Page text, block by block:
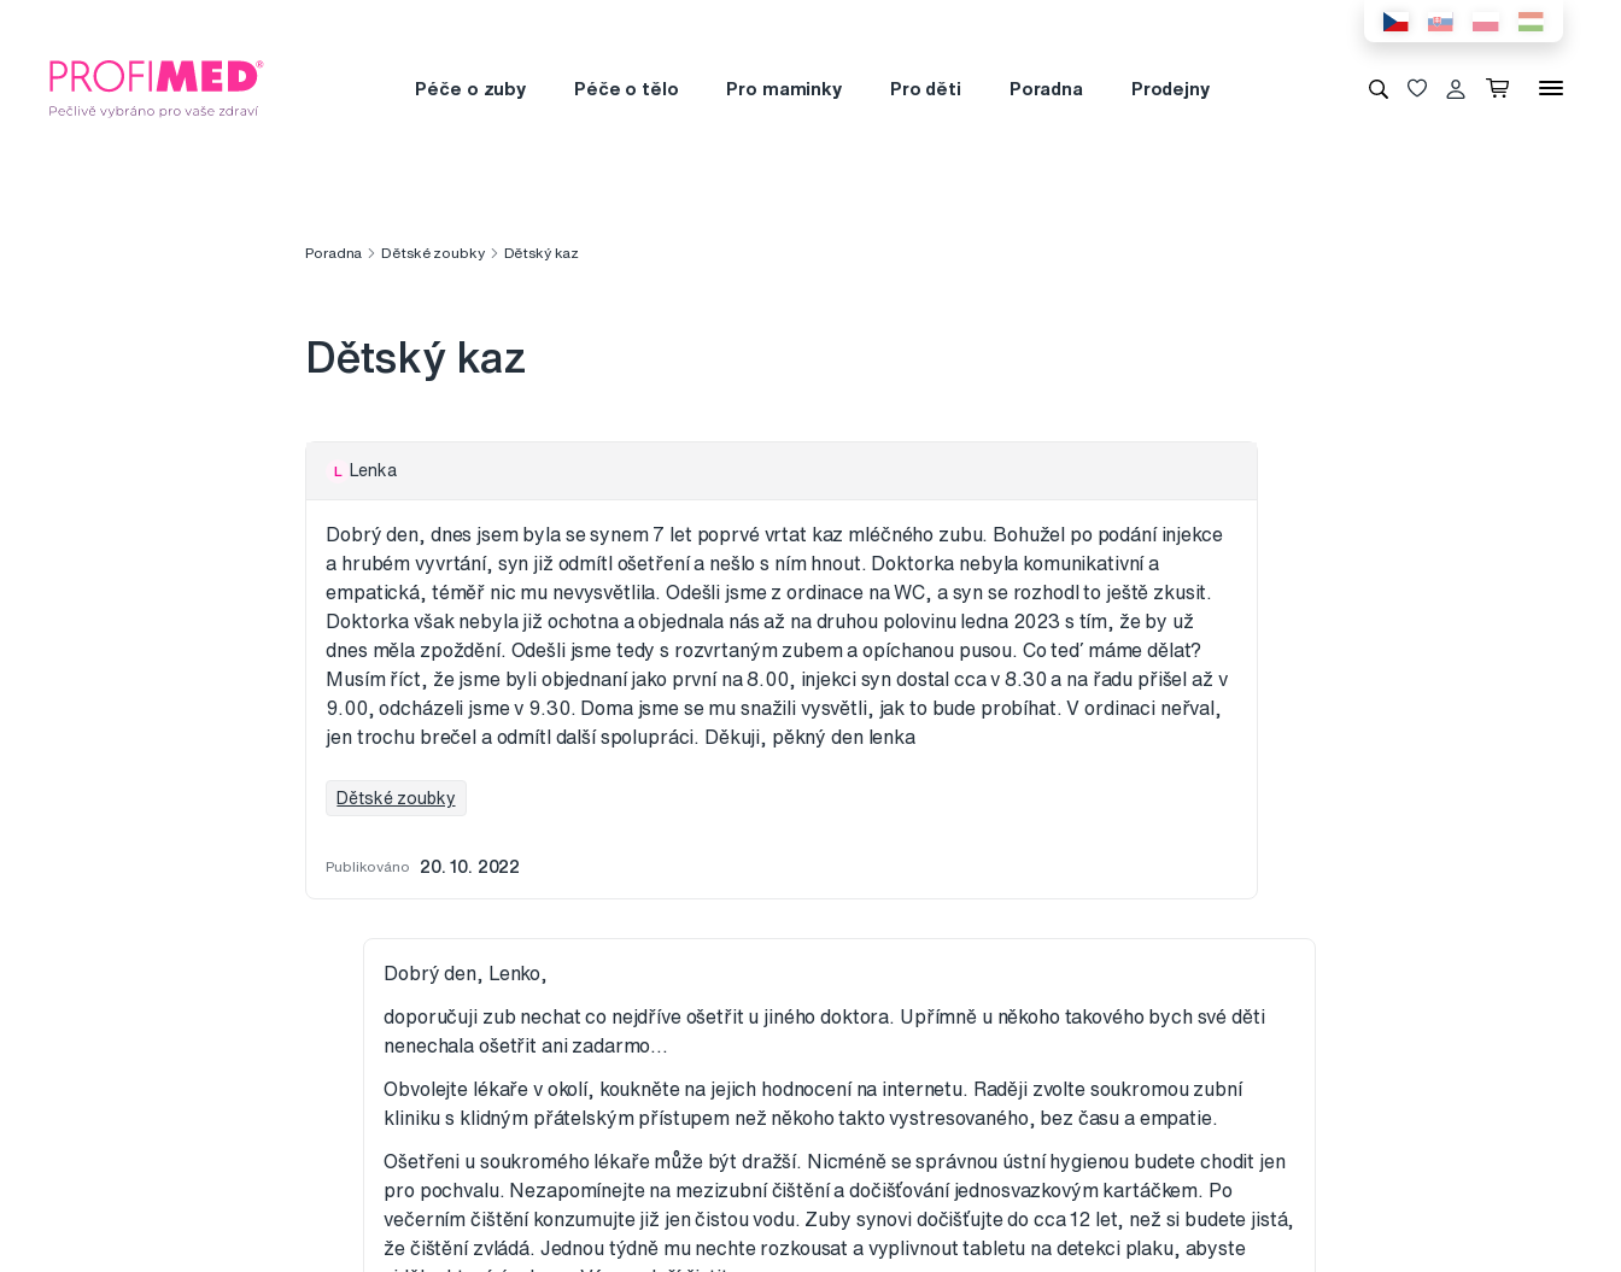
Péče o zuby Péče o tělo Pro maminky Pro děti Poradna Prodejny
Poradna Dětské zoubky Dětský kaz
Dětský kaz
L Lenka
Dobrý den, dnes jsem byla se synem 7 let poprvé vrtat kaz mléčného zubu. Bohužel po podání injekce
a hrubém vyvrtání, syn již odmítl ošetření a nešlo s ním hnout. Doktorka nebyla komunikativní a
empatická, téměř nic mu nevysvětlila. Odešli jsme z ordinace na WC, a syn se rozhodl to ještě zkusit.
Doktorka však nebyla již ochotna a objednala nás až na druhou polovinu ledna 2023 s tím, že by už
dnes měla zpoždění. Odešli jsme tedy s rozvrtaným zubem a opíchanou pusou. Co teď máme dělat?
Musím říct, že jsme byli objednaní jako první na 8.00, injekci syn dostal cca v 8.30 a na řadu přišel až v
9.00, odcházeli jsme v 9.30. Doma jsme se mu snažili vysvětli, jak to bude probíhat. V ordinaci neřval,
jen trochu brečel a odmítl další spolupráci. Děkuji, pěkný den lenka
Dětské zoubky
Publikováno 20. 10. 2022
Dobrý den, Lenko,
doporučuji zub nechat co nejdříve ošetřit u jiného doktora. Upřímně u někoho takového bych své děti
nenechala ošetřit ani zadarmo...
Obvolejte lékaře v okolí, koukněte na jejich hodnocení na internetu. Raději zvolte soukromou zubní
kliniku s klidným přátelským přístupem než někoho takto vystresovaného, bez času a empatie.
Ošetřeni u soukromého lékaře může být dražší. Nicméně se správnou ústní hygienou budete chodit jen
pro pochvalu. Nezapomínejte na mezizubní čištění a dočišťování jednosvazkovým kartáčkem. Po
večerním čištění konzumujte již jen čistou vodu. Zuby synovi dočišťujte do cca 12 let, než si budete jistá,
že čištění zvládá. Jednou týdně mu nechte rozkousat a vyplivnout tabletu na detekci plaku, abyste